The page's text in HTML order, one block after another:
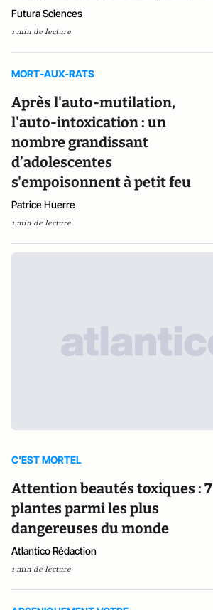
Futura Sciences
1 min de lecture
MORT-AUX-RATS
Après l'auto-mutilation,
l'auto-intoxication : un
nombre grandissant
d’adolescentes
s'empoisonnent à petit feu
Patrice Huerre
1 min de lecture
C'EST MORTEL
Attention beautés toxiques : 7
plantes parmi les plus
dangereuses du monde
Atlantico Rédaction
1 min de lecture